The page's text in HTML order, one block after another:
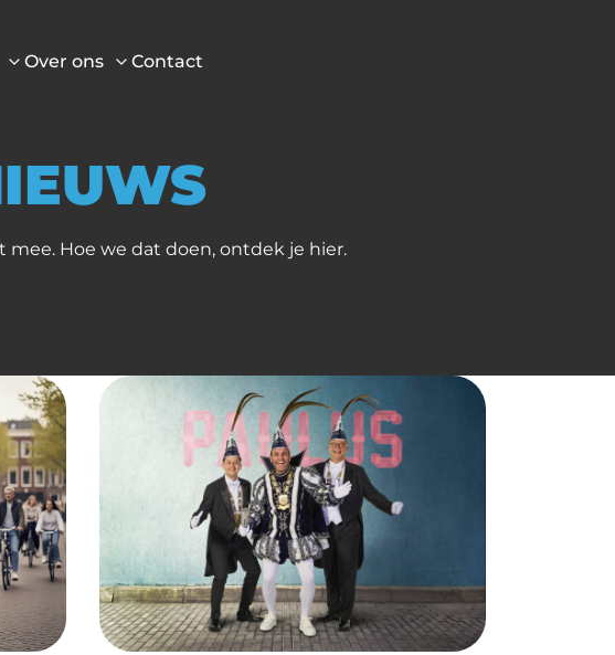
Over ons Contact
Hoe we dat doen, ontdek je hier.